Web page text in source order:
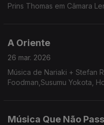
Prins Thomas em Câmara
A Oriente
26 mar. 2026
Música de Nariaki + Stefan
Foodman,Susumu Yokota,
Música Que Não